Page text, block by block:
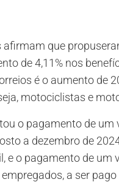
afirmam que
de 4,11% nos
é o aumento de
motociclistas e
o pagamento de
a dezembro de
e o pagamento de um
a ser